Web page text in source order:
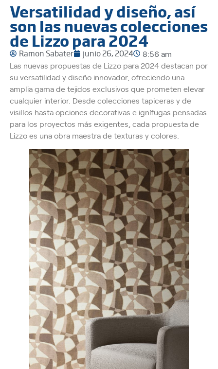
Versatilidad y diseño, así
son las nuevas colecciones
de Lizzo para 2024
Ramon Sabater junio 26, 2024
8:56 am
Las nuevas propuestas de Lizzo para 2024 destacan por
su versatilidad y diseño innovador, ofreciendo una
amplia gama de tejidos exclusivos que prometen elevar
cualquier interior. Desde colecciones tapiceras y de
visillos hasta opciones decorativas e ignífugas pensadas
para los proyectos más exigentes, cada propuesta de
Lizzo es una obra maestra de texturas y colores.